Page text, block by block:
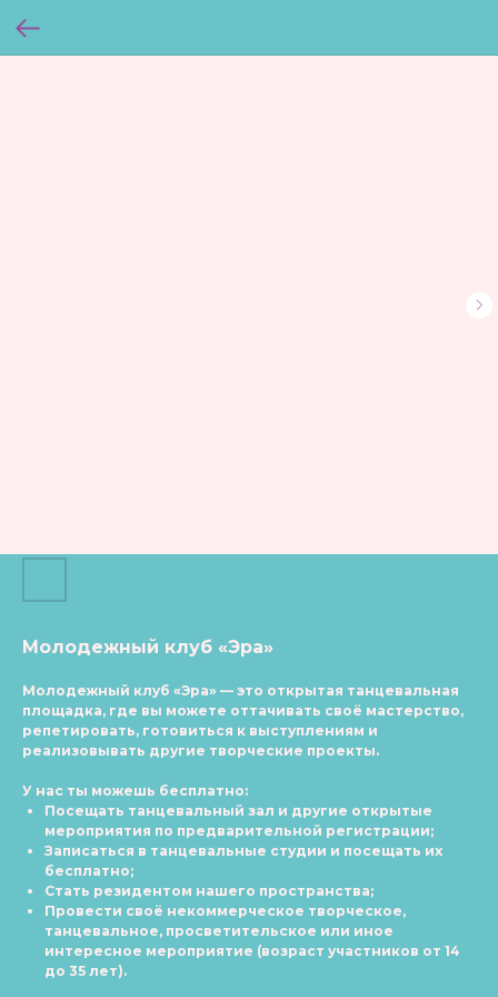
Молодежный клуб «Эра»
Молодежный клуб «Эра» — это открытая танцевальная
площадка, где вы можете оттачивать своё мастерство,
репетировать, готовиться к выступлениям и
реализовывать другие творческие проекты.
У нас ты можешь бесплатно:
Посещать танцевальный зал и другие открытые
мероприятия по предварительной регистрации;
Записаться в танцевальные студии и посещать их
бесплатно;
Стать резидентом нашего пространства;
Провести своё некоммерческое творческое,
танцевальное, просветительское или иное
интересное мероприятие (возраст участников от 14
до 35 лет).